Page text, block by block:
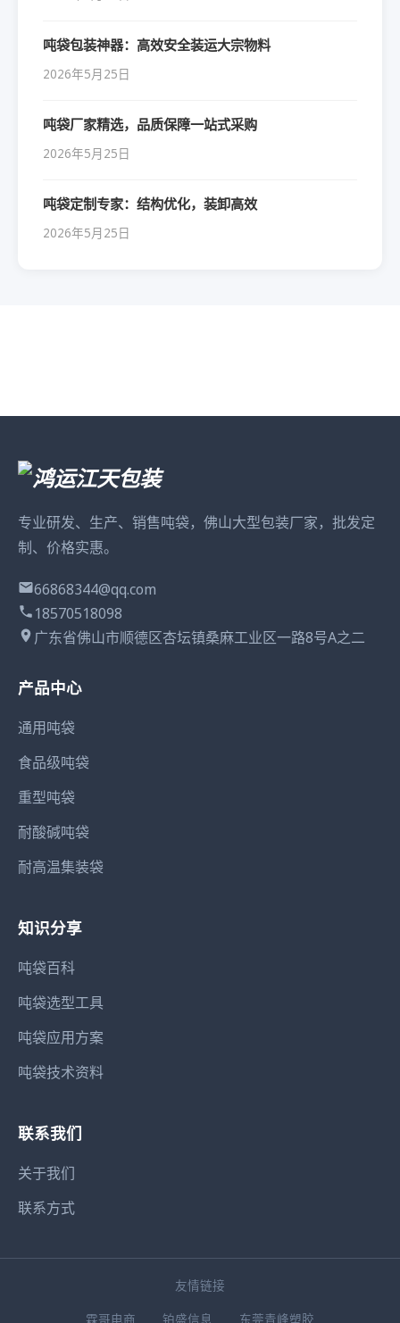
吨袋包装神器：高效安全装运大宗物料
2026年5月25日
吨袋厂家精选，品质保障一站式采购
2026年5月25日
吨袋定制专家：结构优化，装卸高效
2026年5月25日
专业研发、生产、销售吨袋，佛山大型包装厂家，批发定
制、价格实惠。
66868344@qq.com
18570518098
广东省佛山市顺德区杏坛镇桑麻工业区一路8号A之二
产品中心
通用吨袋
食品级吨袋
重型吨袋
耐酸碱吨袋
耐高温集装袋
知识分享
吨袋百科
吨袋选型工具
吨袋应用方案
吨袋技术资料
联系我们
关于我们
联系方式
友情链接
霖哥电商
铂盛信息 东莞青峰塑胶